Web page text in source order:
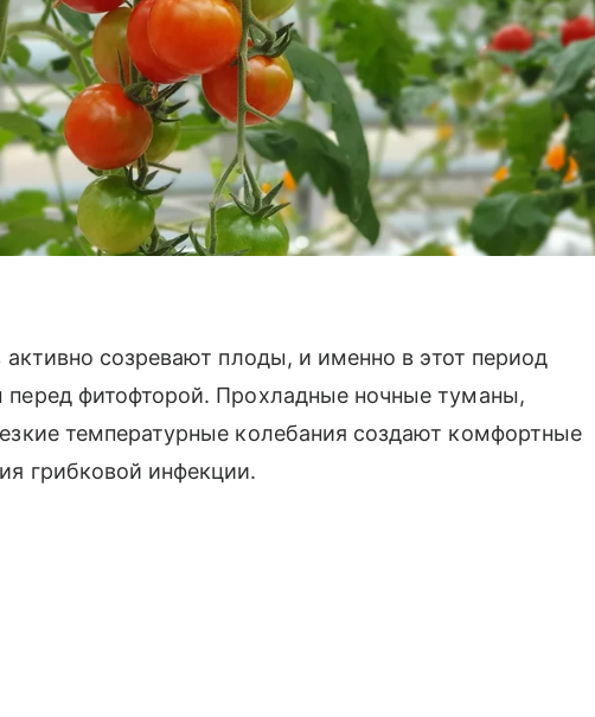
активно созревают плоды, и именно в этот период
перед фитофторой. Прохладные ночные туманы,
температурные колебания создают комфортные
грибковой инфекции.